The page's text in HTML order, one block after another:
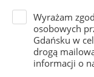
Wyrażam
osobowych
Gdańsku w
drogą
informacji o